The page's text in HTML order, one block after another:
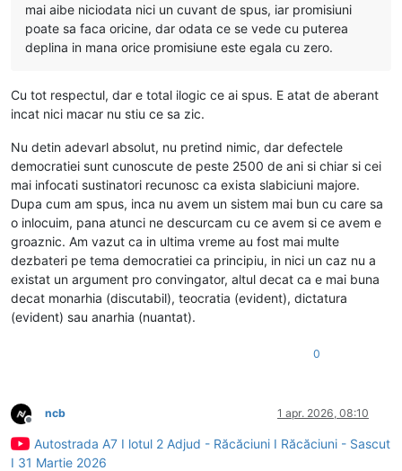
mai aibe niciodata nici un cuvant de spus, iar promisiuni
poate sa faca oricine, dar odata ce se vede cu puterea
deplina in mana orice promisiune este egala cu zero.
Cu tot respectul, dar e total ilogic ce ai spus. E atat de aberant
incat nici macar nu stiu ce sa zic.
Nu detin adevarl absolut, nu pretind nimic, dar defectele
democratiei sunt cunoscute de peste 2500 de ani si chiar si cei
mai infocati sustinatori recunosc ca exista slabiciuni majore.
Dupa cum am spus, inca nu avem un sistem mai bun cu care sa
o inlocuim, pana atunci ne descurcam cu ce avem si ce avem e
groaznic. Am vazut ca in ultima vreme au fost mai multe
dezbateri pe tema democratiei ca principiu, in nici un caz nu a
existat un argument pro convingator, altul decat ca e mai buna
decat monarhia (discutabil), teocratia (evident), dictatura
(evident) sau anarhia (nuantat).
0
Deconectat
ncb 1 apr. 2026, 08:10
Autostrada A7 I lotul 2 Adjud - Răcăciuni I Răcăciuni - Sascut
I 31 Martie 2026